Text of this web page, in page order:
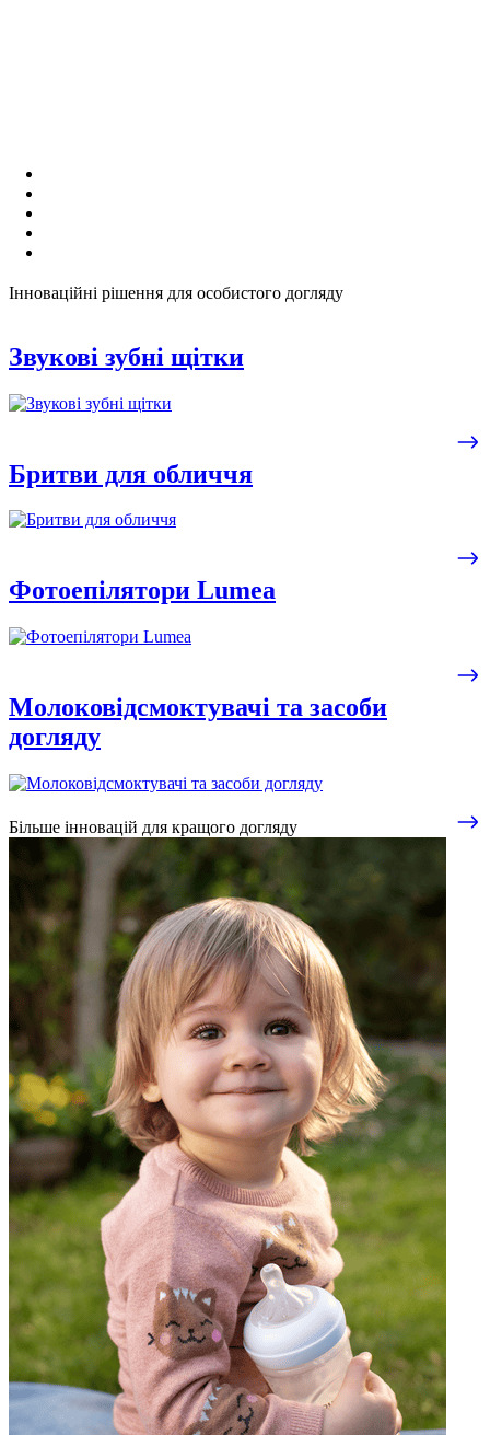
Інноваційні рішення для особистого догляду
Звукові зубні щітки
Бритви для обличчя
Фотоепілятори Lumea
Молоковідсмоктувачі та засоби
догляду
Більше інновацій для кращого догляду